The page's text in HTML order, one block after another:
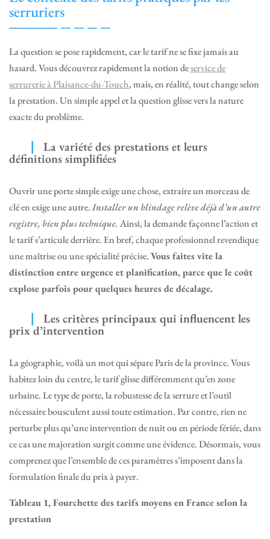
serruriers
La question se pose rapidement, car le tarif ne se fixe jamais au
hasard. Vous découvrez rapidement la notion deservice de
serrurerie à Plaisance-du-Touch, mais, en réalité, tout change selon
la prestation. Un simple appel et la question glisse vers la nature
exacte du problème.
La variété des prestations et leurs
définitions simplifiées
Ouvrir une porte simple exige une chose, extraire un morceau de
clé en exige une autre.Installer un blindage relève déjà d’un autre
registre, bien plus technique. Ainsi, la demande façonne l’action et
le tarif s’articule derrière. En bref, chaque professionnel revendique
une maîtrise ou une spécialité précise.Vous faites vite la
distinction entre urgence et planification, parce que le coût
explose parfois pour quelques heures de décalage.
Les critères principaux qui influencent les
prix d’intervention
La géographie, voilà un mot qui sépare Paris de la province. Vous
habitez loin du centre, le tarif glisse différemment qu’en zone
urbaine. Le type de porte, la robustesse de la serrure et l’outil
nécessaire bousculent aussi toute estimation. Par contre, rien ne
perturbe plus qu’une intervention de nuit ou en période fériée, dans
ce cas une majoration surgit comme une évidence. Désormais, vous
comprenez que l’ensemble de ces paramètres s’imposent dans la
formulation finale du prix à payer.
Tableau 1, Fourchette des tarifs moyens en France selon la
prestation